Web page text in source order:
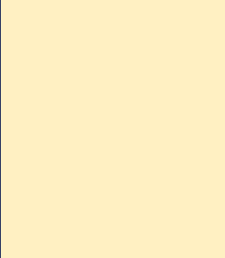
l’abbaye. Tous
furent transférés à
Il est à noter
Marie-du-Capitole
Bien que son
personnage